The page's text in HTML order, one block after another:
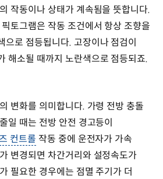
작동이나 상태가 계속됨을 뜻합니다.
토그램은 작동 조건에서 항상 조향을
으로 점등됩니다. 고장이나 점검이
해소될 때까지 노란색으로 점등되죠.
변화를 의미합니다. 가령 전방 충돌
일 때는 전방 안전 경고등이
컨트롤 작동 중에 운전자가 가속
변경되면 차간거리와 설정속도가
필요한 경우에는 점멸 주기가 더